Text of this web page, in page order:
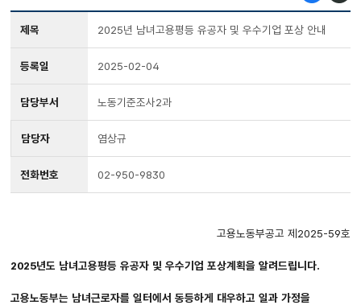
제목 2025년 남녀고용평등 유공자 및 우수기업 포상 안내
등록일 2025-02-04
담당부서 노동기준조사2과
담당자 염상규
전화번호 02-950-9830
고용노동부공고 제2025-59호
2025년도 남녀고용평등 유공자 및 우수기업 포상계획을 알려드립니다.
고용노동부는 남녀근로자를 일터에서 동등하게 대우하고 일과 가정을